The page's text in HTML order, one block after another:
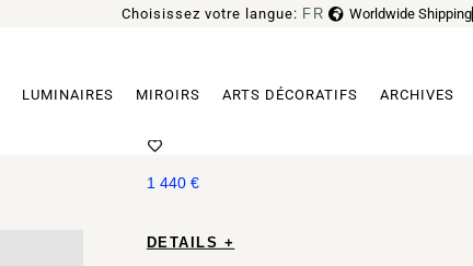
Choisissez votre langue: FR
EN Worldwide Shipping
LUMINAIRES MIROIRS ARTS DÉCORATIFS ARCHIVES
MIROIR ME PAR BUZAO
1 440 €
DETAILS +